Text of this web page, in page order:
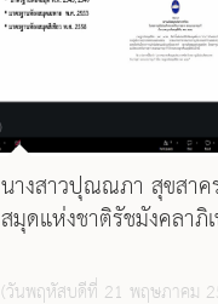
นางสาวปุณณภา สุขสาค
สมุดแห่งชาติรัชมังคลาภิ
ชำนาญการ เข้าร่วมการ
(วันพฤหัสบดีที่ 21 พฤษภาคม